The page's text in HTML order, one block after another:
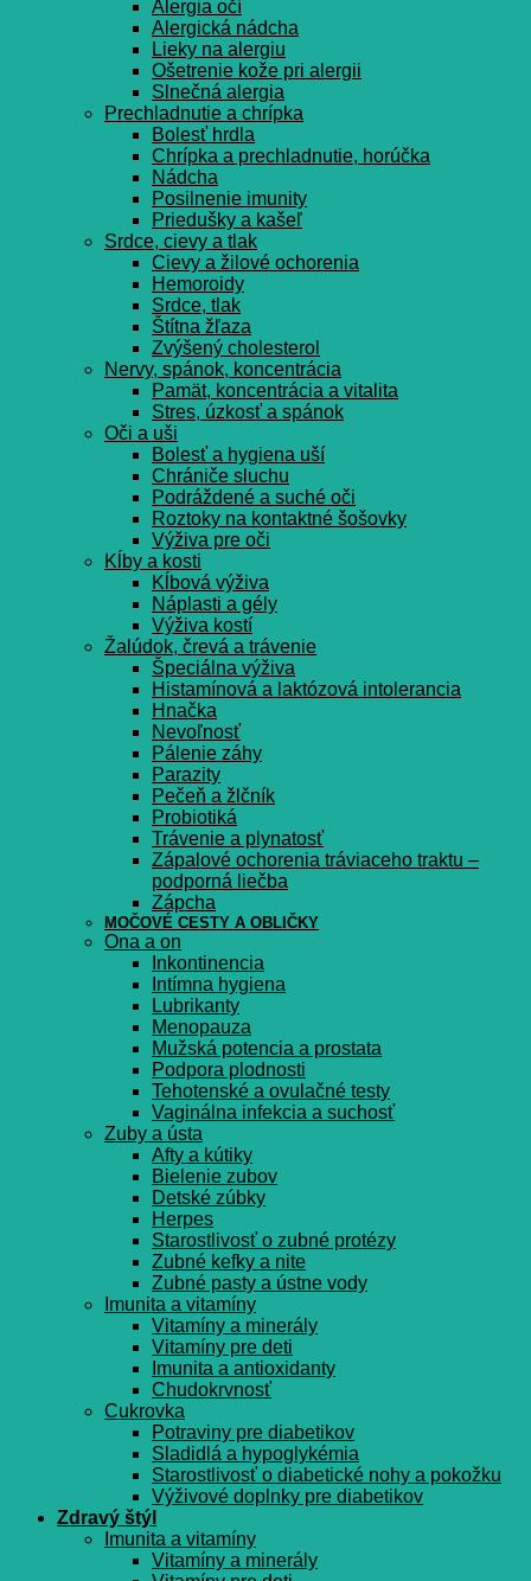
Alergia očí
Alergická nádcha
Lieky na alergiu
Ošetrenie kože pri alergii
Slnečná alergia
Prechladnutie a chrípka
Bolesť hrdla
Chrípka a prechladnutie, horúčka
Nádcha
Posilnenie imunity
Priedušky a kašeľ
Srdce, cievy a tlak
Cievy a žilové ochorenia
Hemoroidy
Srdce, tlak
Štítna žľaza
Zvýšený cholesterol
Nervy, spánok, koncentrácia
Pamät, koncentrácia a vitalita
Stres, úzkosť a spánok
Oči a uši
Bolesť a hygiena uší
Chrániče sluchu
Podráždené a suché oči
Roztoky na kontaktné šošovky
Výživa pre oči
Kĺby a kosti
Kĺbová výživa
Náplasti a gély
Výživa kostí
Žalúdok, črevá a trávenie
Špeciálna výživa
Histamínová a laktózová intolerancia
Hnačka
Nevoľnosť
Pálenie záhy
Parazity
Pečeň a žlčník
Probiotiká
Trávenie a plynatosť
Zápalové ochorenia tráviaceho traktu –
podporná liečba
Zápcha
MOČOVÉ CESTY A OBLIČKY
Ona a on
Inkontinencia
Intímna hygiena
Lubrikanty
Menopauza
Mužská potencia a prostata
Podpora plodnosti
Tehotenské a ovulačné testy
Vaginálna infekcia a suchosť
Zuby a ústa
Afty a kútiky
Bielenie zubov
Detské zúbky
Herpes
Starostlivosť o zubné protézy
Zubné kefky a nite
Zubné pasty a ústne vody
Imunita a vitamíny
Vitamíny a minerály
Vitamíny pre deti
Imunita a antioxidanty
Chudokrvnosť
Cukrovka
Potraviny pre diabetikov
Sladidlá a hypoglykémia
Starostlivosť o diabetické nohy a pokožku
Výživové doplnky pre diabetikov
Zdravý štýl
Imunita a vitamíny
Vitamíny a minerály